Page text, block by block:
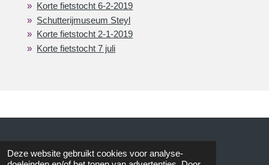
Deze website gebruikt cookies voor analyse-
Korte fietstocht 6-2-2019
Schutterijmuseum Steyl
Korte fietstocht 2-1-2019
Korte fietstocht 7 juli
© 2015 AVOS